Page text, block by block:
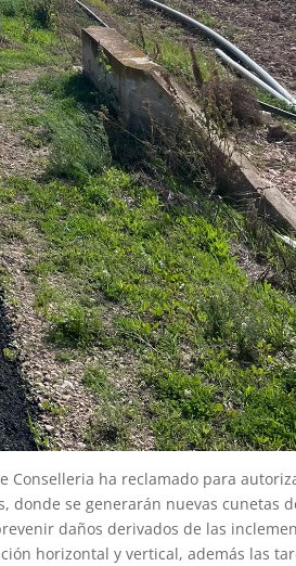
Conselleria ha reclamado para
donde se generarán nuevas cunetas
daños derivados de las
horizontal y vertical, además las